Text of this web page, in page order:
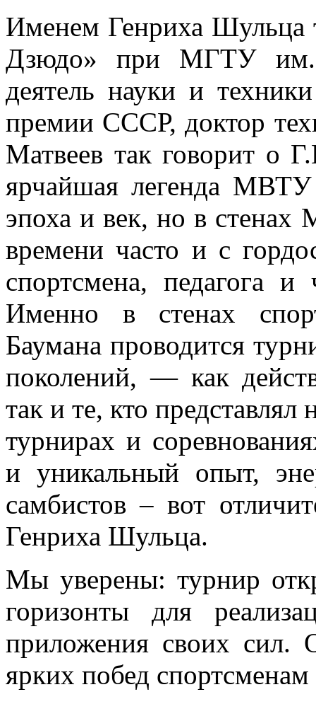
Именем Генриха
Дзюдо» при МГТУ им.
деятель науки и
премии СССР, доктор
Матвеев так говорит о
ярчайшая легенда
эпоха и век, но в
времени часто и с
спортсмена, педагога
Именно в стенах
Баумана проводится
поколений, — как
так и те, кто
турнирах и
и уникальный опыт,
самбистов – вот
Генриха Шульца.
Мы уверены: турнир
горизонты для
приложения своих
ярких побед